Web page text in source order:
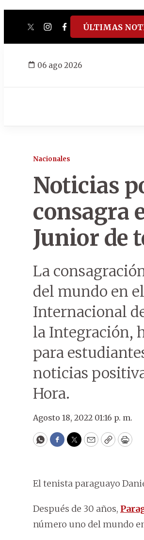
twitterinstagram
facebook
tiktokyoutube
ÚLTIMAS
06 ago 2026
Nacionales
Noticias
consagra
Junior de
La
del mundo en
Internacional
la Integración,
para
noticias
Hora.
Agosto 18, 2022 01:16 p. m.
WhatsApp
Facebook
Twitter
EmailCopyPrint
El tenista paraguayo
Después de 30 años,
número uno del mundo